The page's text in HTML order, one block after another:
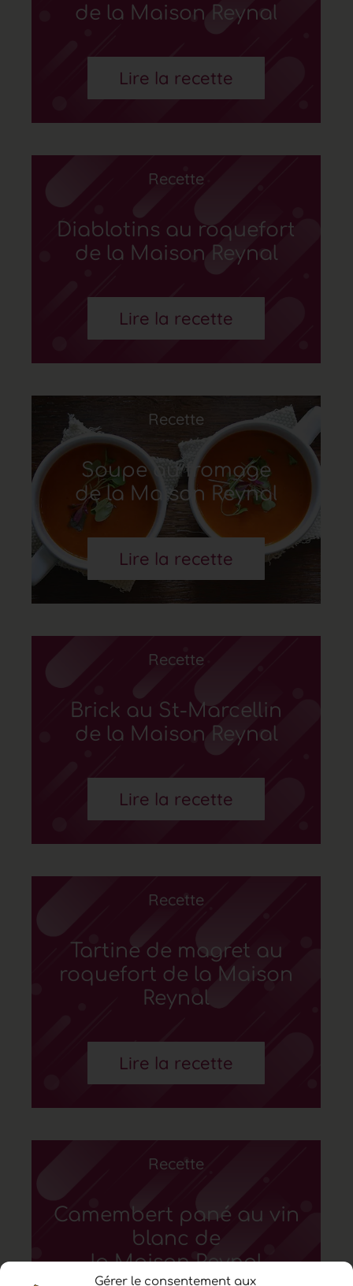
Gérer le consentement aux
de la Maison Reynal
Lire la recette
Recette
Diablotins au roquefort
de la Maison Reynal
Lire la recette
Recette
Soupe au fromage
de la Maison Reynal
Lire la recette
Recette
Brick au St-Marcellin
de la Maison Reynal
Lire la recette
Recette
Tartine de magret au
roquefort de la Maison
Reynal
Lire la recette
Recette
Camembert pané au vin
blanc de
la Maison Reynal